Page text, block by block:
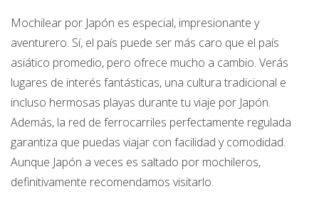
Mochilear por Japón es especial, impresionante y
aventurero. Sí, el país puede ser más caro que el país
asiático promedio, pero ofrece mucho a cambio. Verás
lugares de interés fantásticas, una cultura tradicional e
incluso hermosas playas durante tu viaje por Japón.
Además, la red de ferrocarriles perfectamente regulada
garantiza que puedas viajar con facilidad y comodidad.
Aunque Japón a veces es saltado por mochileros,
definitivamente recomendamos visitarlo.